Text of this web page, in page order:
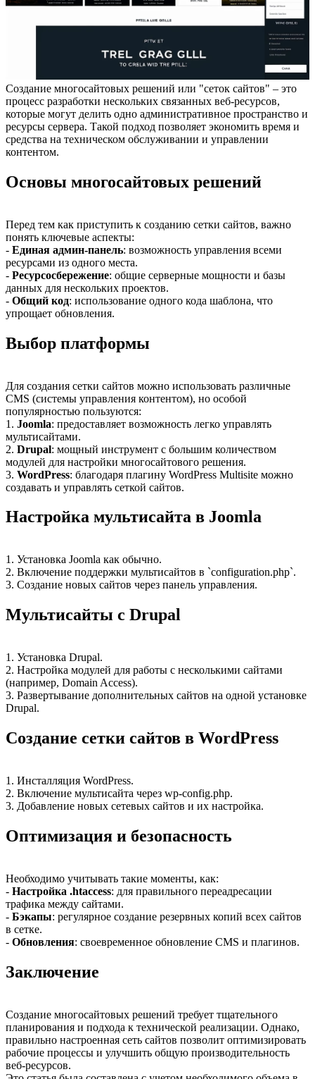
Создание многосайтовых решений или "сеток сайтов" – это
процесс разработки нескольких связанных веб-ресурсов,
которые могут делить одно административное пространство и
ресурсы сервера. Такой подход позволяет экономить время и
средства на техническом обслуживании и управлении
контентом.
Основы многосайтовых решений
Перед тем как приступить к созданию сетки сайтов, важно
понять ключевые аспекты:
- Единая админ-панель: возможность управления всеми
ресурсами из одного места.
- Ресурсосбережение: общие серверные мощности и базы
данных для нескольких проектов.
- Общий код: использование одного кода шаблона, что
упрощает обновления.
Выбор платформы
Для создания сетки сайтов можно использовать различные
CMS (системы управления контентом), но особой
популярностью пользуются:
1. Joomla: предоставляет возможность легко управлять
мультисайтами.
2. Drupal: мощный инструмент с большим количеством
модулей для настройки многосайтового решения.
3. WordPress: благодаря плагину WordPress Multisite можно
создавать и управлять сеткой сайтов.
Настройка мультисайта в Joomla
1. Установка Joomla как обычно.
2. Включение поддержки мультисайтов в `configuration.php`.
3. Создание новых сайтов через панель управления.
Мультисайты с Drupal
1. Установка Drupal.
2. Настройка модулей для работы с несколькими сайтами
(например, Domain Access).
3. Развертывание дополнительных сайтов на одной установке
Drupal.
Создание сетки сайтов в WordPress
1. Инсталляция WordPress.
2. Включение мультисайта через wp-config.php.
3. Добавление новых сетевых сайтов и их настройка.
Оптимизация и безопасность
Необходимо учитывать такие моменты, как:
- Настройка .htaccess: для правильного переадресации
трафика между сайтами.
- Бэкапы: регулярное создание резервных копий всех сайтов
в сетке.
- Обновления: своевременное обновление CMS и плагинов.
Заключение
Создание многосайтовых решений требует тщательного
планирования и подхода к технической реализации. Однако,
правильно настроенная сеть сайтов позволит оптимизировать
рабочие процессы и улучшить общую производительность
веб-ресурсов.